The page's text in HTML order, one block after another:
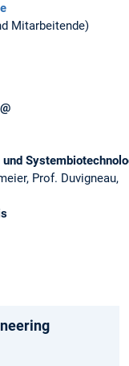
Mitarbeitende)
@
Duvigneau,